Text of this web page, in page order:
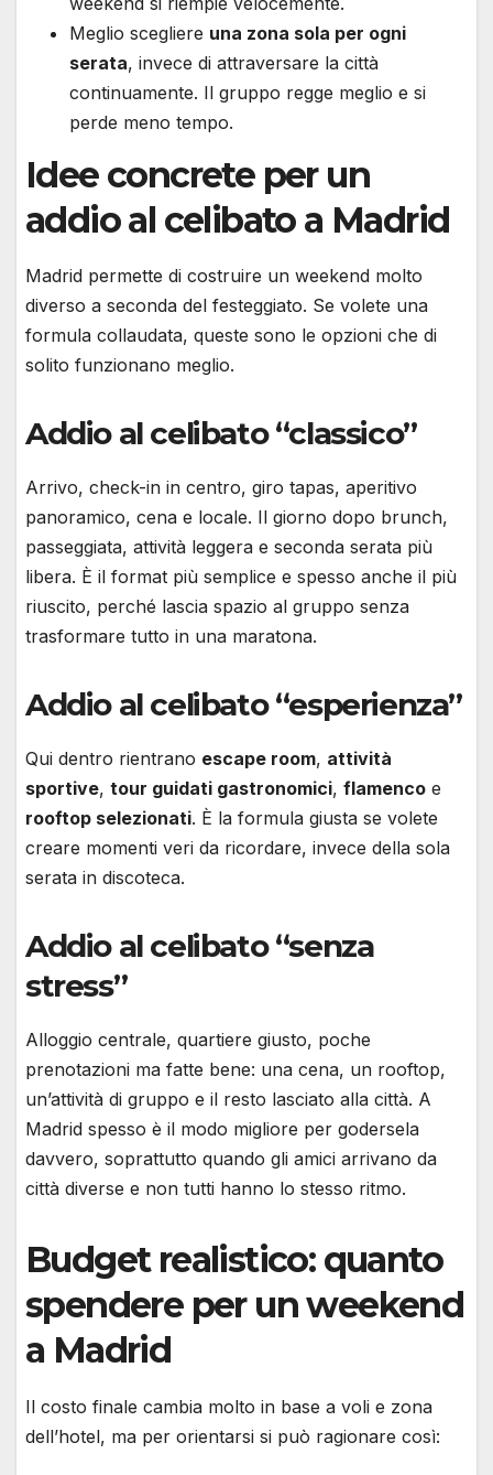
Meglio scegliere una zona sola per ogni
serata, invece di attraversare la città
continuamente. Il gruppo regge meglio e si
perde meno tempo.
Idee concrete per un
addio al celibato a Madrid
Madrid permette di costruire un weekend molto
diverso a seconda del festeggiato. Se volete una
formula collaudata, queste sono le opzioni che di
solito funzionano meglio.
Addio al celibato “classico”
Arrivo, check-in in centro, giro tapas, aperitivo
panoramico, cena e locale. Il giorno dopo brunch,
passeggiata, attività leggera e seconda serata più
libera. È il format più semplice e spesso anche il più
riuscito, perché lascia spazio al gruppo senza
trasformare tutto in una maratona.
Addio al celibato “esperienza”
Qui dentro rientrano escape room, attività
sportive, tour guidati gastronomici, flamenco e
rooftop selezionati. È la formula giusta se volete
creare momenti veri da ricordare, invece della sola
serata in discoteca.
Addio al celibato “senza
stress”
Alloggio centrale, quartiere giusto, poche
prenotazioni ma fatte bene: una cena, un rooftop,
un’attività di gruppo e il resto lasciato alla città. A
Madrid spesso è il modo migliore per godersela
davvero, soprattutto quando gli amici arrivano da
città diverse e non tutti hanno lo stesso ritmo.
Budget realistico: quanto
spendere per un weekend
a Madrid
Il costo finale cambia molto in base a voli e zona
dell’hotel, ma per orientarsi si può ragionare così: